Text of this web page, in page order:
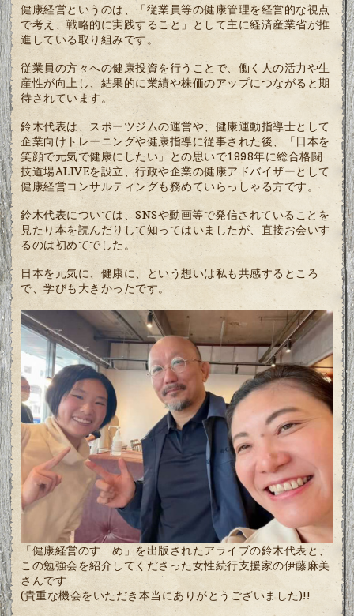
健康経営というのは、「従業員等の健康管理を経営的な視点
で考え、戦略的に実践すること」として主に経済産業省が推
進している取り組みです。
従業員の方々への健康投資を行うことで、働く人の活力や生
産性が向上し、結果的に業績や株価のアップにつながると期
待されています。
鈴木代表は、スポーツジムの運営や、健康運動指導士として
企業向けトレーニングや健康指導に従事された後、「日本を
笑顔で元気で健康にしたい」との思いで1998年に総合格闘
技道場ALIVEを設立、行政や企業の健康アドバイザーとして
健康経営コンサルティングも務めていらっしゃる方です。
鈴木代表については、SNSや動画等で発信されていることを
見たり本を読んだりして知ってはいましたが、直接お会いす
るのは初めてでした。
日本を元気に、健康に、という想いは私も共感するところ
で、学びも大きかったです。
「健康経営のすゝめ」を出版されたアライブの鈴木代表と、
この勉強会を紹介してくださった女性続行支援家の伊藤麻美
さんです
(貴重な機会をいただき本当にありがとうございました)!!